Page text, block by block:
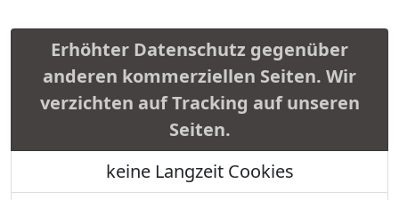
Erhöhter Datenschutz gegenüber
anderen kommerziellen Seiten. Wir
verzichten auf Tracking auf unseren
Seiten.
keine Langzeit Cookies